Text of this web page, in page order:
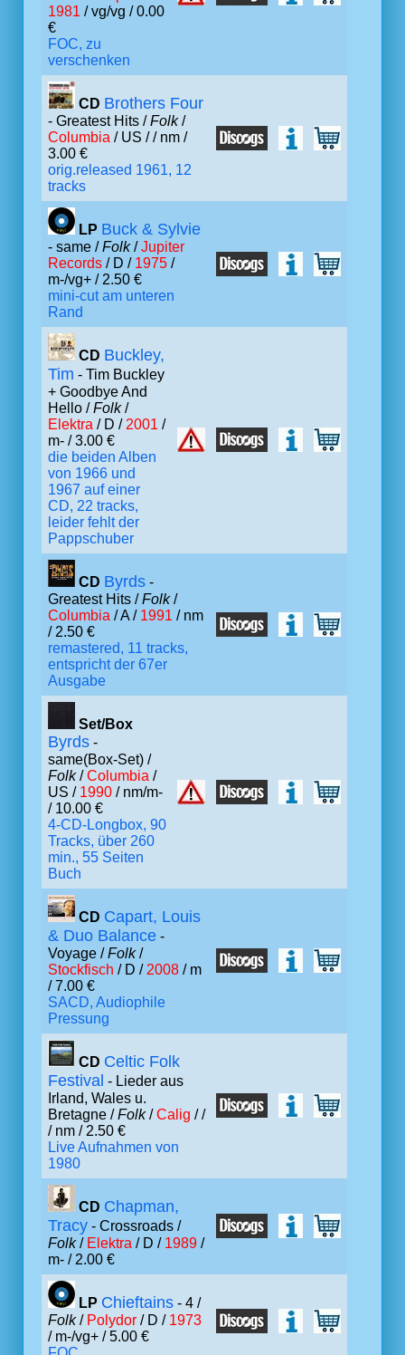
1981 / vg/vg / 0.00
€
FOC, zu
verschenken
CD Brothers Four
- Greatest Hits /Folk/
Columbia / US // nm /
3.00 €
orig.released 1961, 12
tracks
LP Buck & Sylvie
- same /Folk/Jupiter
Records / D / 1975 /
m-/vg+ / 2.50 €
mini-cut am unteren
Rand
CD Buckley,
Tim - Tim Buckley
+ Goodbye And
Hello /Folk/
Elektra / D / 2001 /
m- / 3.00 €
die beiden Alben
von 1966 und
1967 auf einer
CD, 22 tracks,
leider fehlt der
Pappschuber
CD Byrds -
Greatest Hits /Folk/
Columbia / A / 1991 / nm
/ 2.50 €
remastered, 11 tracks,
entspricht der 67er
Ausgabe
Set/Box
Byrds -
same(Box-Set) /
Folk/Columbia /
US / 1990 / nm/m-
/ 10.00 €
4-CD-Longbox, 90
Tracks, über 260
min., 55 Seiten
Buch
CD Capart, Louis
& Duo Balance -
Voyage /Folk/
Stockfisch / D / 2008 / m
/ 7.00 €
SACD, Audiophile
Pressung
CD Celtic Folk
Festival - Lieder aus
Irland, Wales u.
Bretagne /Folk/Calig / /
/ nm / 2.50 €
Live Aufnahmen von
1980
CD Chapman,
Tracy - Crossroads /
Folk/ Elektra / D / 1989 /
m- / 2.00 €
LP Chieftains - 4 /
Folk/ Polydor / D / 1973
/ m-/vg+ / 5.00 €